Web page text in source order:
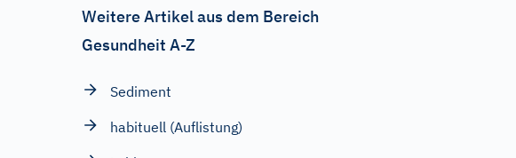
Weitere Artikel aus dem Bereich
Gesundheit A-Z
Sediment
habituell (Auflistung)